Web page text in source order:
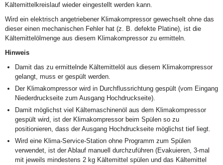
Kältemittelkreislauf wieder eingestellt werden kann.
Wird ein elektrisch angetriebener Klimakompressor gewechselt ohne das
dieser einen mechanischen Fehler hat (z. B. defekte Platine), ist die
Kältemittelölmenge aus diesem Klimakompressor zu ermitteln.
Hinweis
Damit das zu ermittelnde Kältemittelöl aus diesem Klimakompressor
gelangt, muss er gespült werden.
Der Klimakompressor wird in Durchflussrichtung gespült (vom Eingang
Niederdruckseite zum Ausgang Hochdruckseite).
Damit möglichst viel Kältemaschinenöl aus dem Klimakompressor
gespült wird, ist der Klimakompressor beim Spülen so zu
positionieren, dass der Ausgang Hochdruckseite möglichst tief liegt.
Wird eine Klima-Service-Station ohne Programm zum Spülen
verwendet, ist der Ablauf manuell durchzuführen (Evakuieren, 3-mal
mit jeweils mindestens 2 kg Kältemittel spülen und das Kältemittel